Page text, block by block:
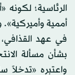
الرئاسية؛
أممية وأميركية».
في عهد
بشأن مسألة
واعتبره «تدخلاً